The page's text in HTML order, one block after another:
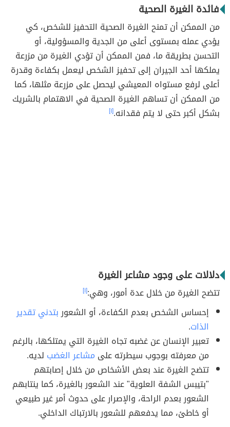
فائدة الغيرة الصحية
من الممكن أن تمنح الغيرة الصحية التحفيز للشخص، كي
يؤدي عمله بمستوى أعلى من الجدية والمسؤولية، أو
التحسن بطريقة ما، فمن الممكن أن تؤدي الغيرة من مزرعة
يملكها أحد الجيران إلى تحفيز الشخص ليعمل بكفاءة وقدرة
أعلى لرفع مستواه المعيشي ليحصل على مزرعة مثلها، كما
من الممكن أن تساهم الغيرة الصحية في الاهتمام بالشريك
بشكل أكبر حتى لا يتم فقدانه.[١]
دلالات على وجود مشاعر الغيرة
تتضح الغيرة من خلال عدة أمور، وهي:[١]
إحساس الشخص بعدم الكفاءة، أو الشعوربتدني تقدير
الذات.
تعبير الإنسان عن غضبه تجاه الغيرة التي يمتلكها، بالرغم
من معرفته بوجوب سيطرته على مشاعر الغضب لديه.
تتضح الغيرة عند بعض الأشخاص من خلال إصابتهم
"بتيبس الشفة العلوية" عند الشعور بالغيرة، كما ينتابهم
الشعور بعدم الراحة، والإصرار على حدوث أمر غير طبيعي
أو خاطئ، مما يدفعهم للشعور بالارتباك الداخلي.